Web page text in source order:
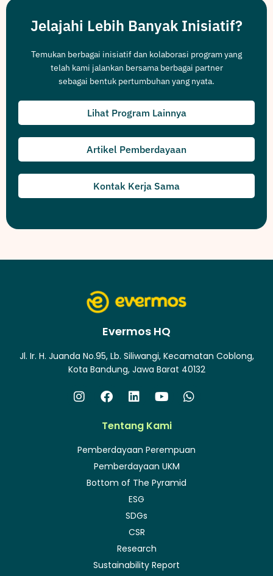
Jelajahi Lebih Banyak Inisiatif?
Temukan berbagai inisiatif dan kolaborasi program yang
telah kami jalankan bersama berbagai partner
sebagai bentuk pertumbuhan yang nyata.
Lihat Program Lainnya
Artikel Pemberdayaan
Kontak Kerja Sama
Evermos HQ
Jl. Ir. H. Juanda No.95, Lb. Siliwangi, Kecamatan Coblong,
Kota Bandung, Jawa Barat 40132
Tentang Kami
Pemberdayaan Perempuan
Pemberdayaan UKM
Bottom of The Pyramid
ESG
SDGs
CSR
Research
Sustainability Report